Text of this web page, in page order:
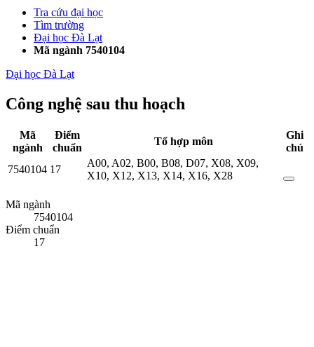
Tra cứu đại học
Tìm trường
Đại học Đà Lạt
Mã ngành 7540104
Đại học Đà Lạt
Công nghệ sau thu hoạch
Mã
ngành
Điểm
chuẩn
Tổ hợp môn
Ghi
chú
7540104 17
A00, A02, B00, B08, D07, X08, X09,
X10, X12, X13, X14, X16, X28
Mã ngành
7540104
Điểm chuẩn
17